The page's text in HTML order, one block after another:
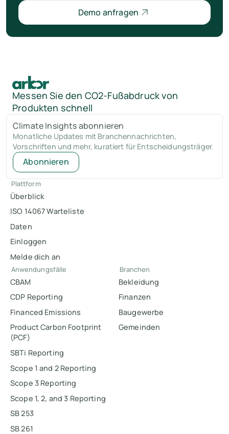
Demo anfragen
Messen Sie den CO2-Fußabdruck von
Produkten schnell
Climate Insights abonnieren
Monatliche Updates mit Branchennachrichten,
Vorschriften und mehr, kuratiert für Entscheidungsträger.
Abonnieren
Plattform
Überblick
ISO 14067 Warteliste
Daten
Einloggen
Melde dich an
Anwendungsfälle
CBAM
CDP Reporting
Financed Emissions
Product Carbon Footprint
(PCF)
SBTi Reporting
Scope 1 and 2 Reporting
Scope 3 Reporting
Scope 1, 2, and 3 Reporting
SB 253
SB 261
Branchen
Bekleidung
Finanzen
Baugewerbe
Gemeinden